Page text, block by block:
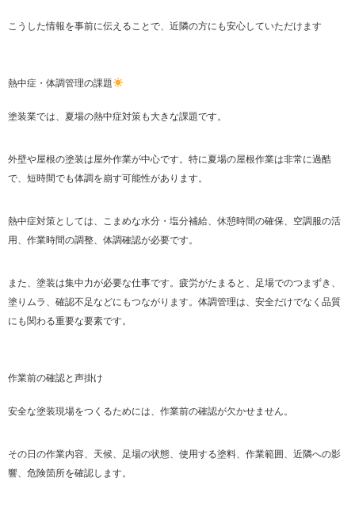
こうした情報を事前に伝えることで、近隣の方にも安心していただけます
熱中症・体調管理の課題
塗装業では、夏場の熱中症対策も大きな課題です。
外壁や屋根の塗装は屋外作業が中心です。特に夏場の屋根作業は非常に過酷
で、短時間でも体調を崩す可能性があります。
熱中症対策としては、こまめな水分・塩分補給、休憩時間の確保、空調服の活
用、作業時間の調整、体調確認が必要です。
また、塗装は集中力が必要な仕事です。疲労がたまると、足場でのつまずき、
塗りムラ、確認不足などにもつながります。体調管理は、安全だけでなく品質
にも関わる重要な要素です。
作業前の確認と声掛け
安全な塗装現場をつくるためには、作業前の確認が欠かせません。
その日の作業内容、天候、足場の状態、使用する塗料、作業範囲、近隣への影
響、危険箇所を確認します。